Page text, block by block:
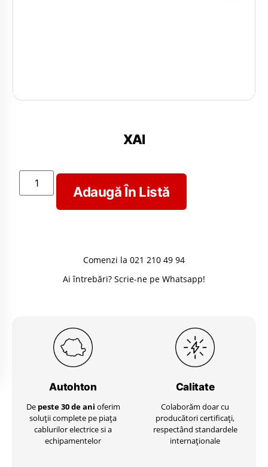
XAI
Adaugă În Listă
Comenzi la 021 210 49 94
Ai întrebări? Scrie-ne pe Whatsapp!
Autohton
De peste 30 de ani oferim
soluții complete pe piața
cablurilor electrice si a
echipamentelor
Calitate
Colaborăm doar cu
producători certificați,
respectând standardele
internaționale